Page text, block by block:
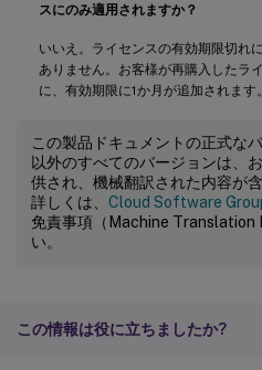
スにのみ適用されますか？
いいえ。ライセンスの有効期限切れ
ありません。お客様が再購入したラ
に、有効期限に1か月が追加されます。
この製品ドキュメントの正式な
以外のすべてのバージョンは、
供され、機械翻訳された内容が
詳しくは、 Cloud Software
免責事項（Machine Translation
い。
この情報は役に立ちましたか?